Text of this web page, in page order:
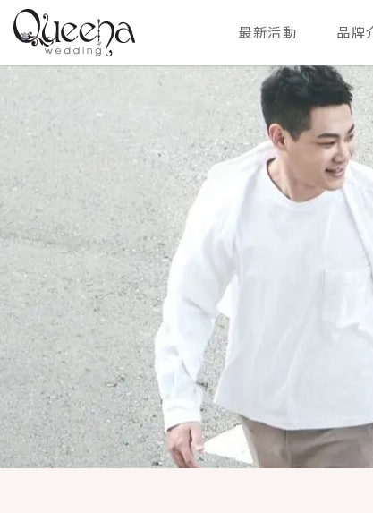
最新活動 品牌